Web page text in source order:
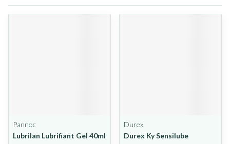
Pannoc
Lubrilan Lubrifiant Gel 40ml
Durex
Durex Ky Sensilube